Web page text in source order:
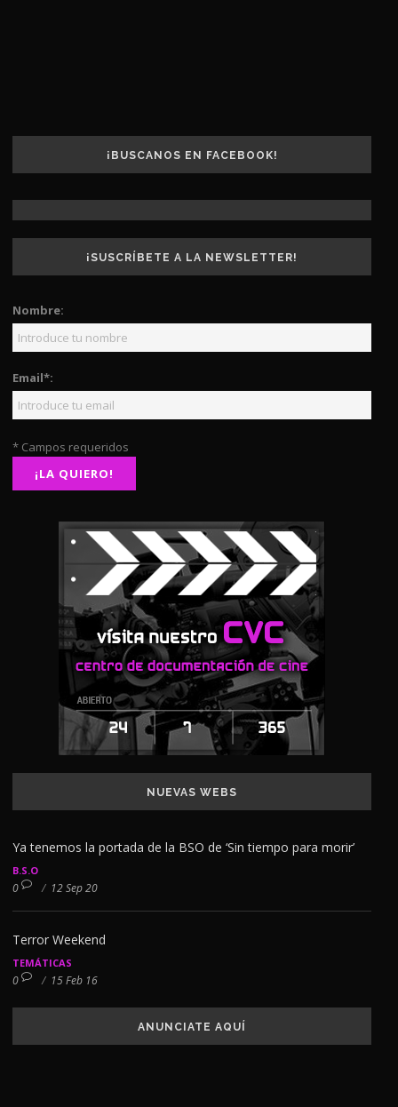
¡BUSCANOS EN FACEBOOK!
¡SUSCRÍBETE A LA NEWSLETTER!
Nombre:
Email*:
* Campos requeridos
NUEVAS WEBS
Ya tenemos la portada de la BSO de ‘Sin tiempo para morir’
B.S.O
0 / 12 Sep 20
Terror Weekend
TEMÁTICAS
0 / 15 Feb 16
ANUNCIATE AQUÍ